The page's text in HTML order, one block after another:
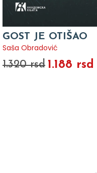
GOST JE OTIŠAO
Saša Obradović
1.320 rsd 1.188 rsd